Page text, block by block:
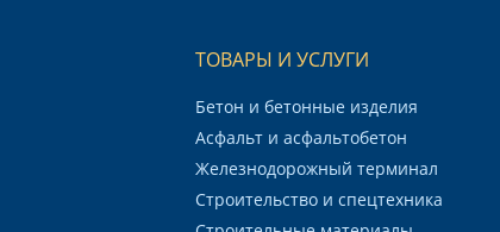
ТОВАРЫ И УСЛУГИ
Бетон и бетонные изделия
Асфальт и асфальтобетон
Железнодорожный терминал
Строительство и спецтехника